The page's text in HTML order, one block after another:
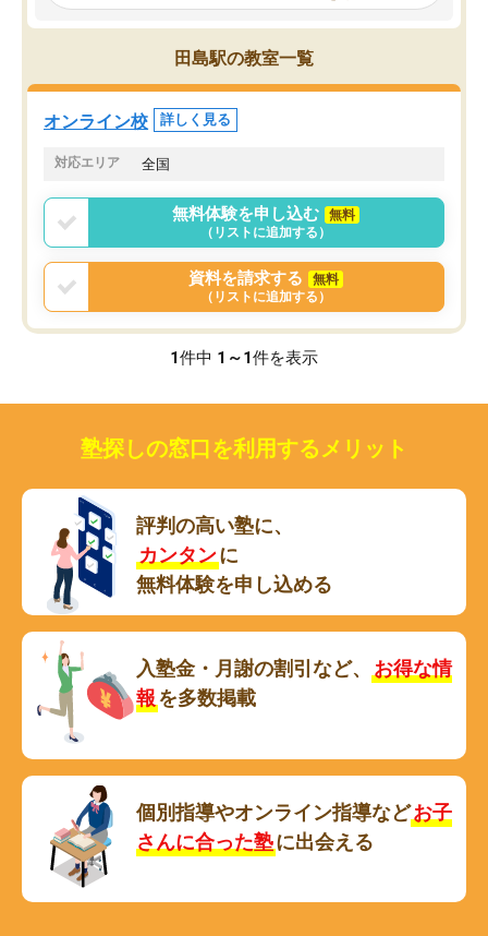
見てから講師を決定する事ができま
す。
うちの子は、初回面談の講師の方で決
オンラインツールを使用した単語帳の
共有があり宿題もそちらで出される形
でした。
言う事で講師変更の申し出があり、あ
まりに短期での変更だった為、塾に通
う事にして退会しました。遅れも取り
戻せ、授業内容や講師の方は良かった
と思います。
くか相談したのですが、
ち期待したものではなく
くなってきたようなので
田島駅の教室一覧
オンライン校 詳しく見る
対応エリア 全国
無料体験を申し込む
無料
（リストに追加する）
資料を請求する
無料
（リストに追加する）
1件中 1～1件を表示
塾探しの窓口を利用するメリット
評判の高い塾に、
カンタンに
無料体験を申し込める
入塾金・月謝の割引など、
お得な情
報を多数掲載
個別指導やオンライン指導などお子
さんに合った塾に出会える